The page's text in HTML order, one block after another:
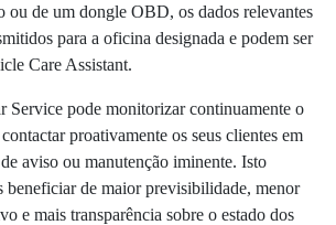
ou de um dongle OBD, os dados relevantes
para a oficina designada e podem ser
Care Assistant.
Service pode monitorizar continuamente o
proativamente os seus clientes em
aviso ou manutenção iminente. Isto
beneficiar de maior previsibilidade, menor
e mais transparência sobre o estado dos